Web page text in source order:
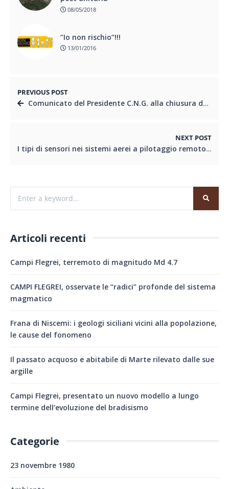
08/05/2018
”Io non rischio”!!!
13/01/2016
PREVIOUS POST
Comunicato del Presidente C.N.G. alla chiusura dei lavori del Congresso Nazionale dei Geologi Italiani
NEXT POST
I tipi di sensori nei sistemi aerei a pilotaggio remoto
Articoli recenti
Campi Flegrei, terremoto di magnitudo Md 4.7
CAMPI FLEGREI, osservate le “radici” profonde del sistema
magmatico
Frana di Niscemi: i geologi siciliani vicini alla popolazione,
le cause del fonomeno
Il passato acquoso e abitabile di Marte rilevato dalle sue
argille
Campi Flegrei, presentato un nuovo modello a lungo
termine dell’evoluzione del bradisismo
Categorie
23 novembre 1980